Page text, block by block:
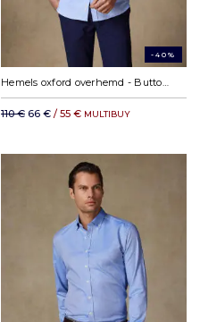
-40%
110 € 66 € / 55 € MULTIBUY